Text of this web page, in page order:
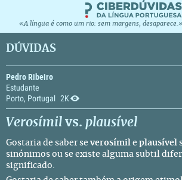
«A língua é como um rio: sem margens, desaparece.»
DÚVIDAS
Pedro Ribeiro
Estudante
Porto, Portugal 2K
Verosímil vs. plausível
Gostaria de saber se verosímil e plausível
sinónimos ou se existe alguma subtil
significado.